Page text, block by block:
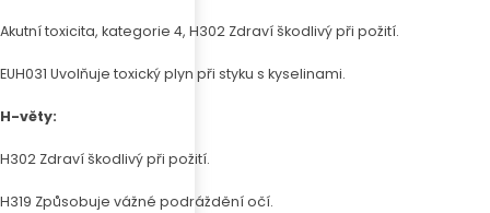
Akutní toxicita, kategorie 4, H302 Zdraví škodlivý při požití.
EUH031 Uvolňuje toxický plyn při styku s kyselinami.
H-věty:
H302 Zdraví škodlivý při požití.
H319 Způsobuje vážné podráždění očí.